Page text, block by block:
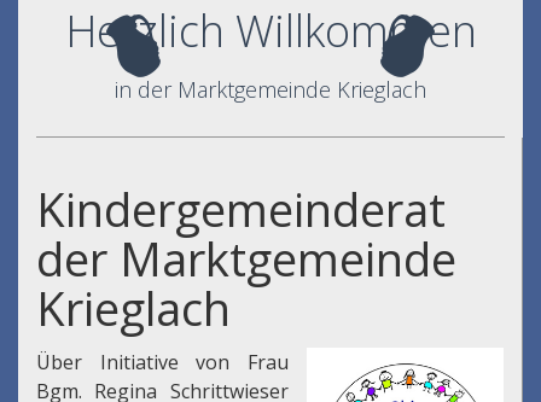
Herzlich Willkommen
in der Marktgemeinde Krieglach
Kindergemeinderat
der Marktgemeinde
Krieglach
Über Initiative von Frau
Bgm. Regina Schrittwieser